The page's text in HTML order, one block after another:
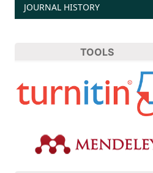
JOURNAL HISTORY
TOOLS